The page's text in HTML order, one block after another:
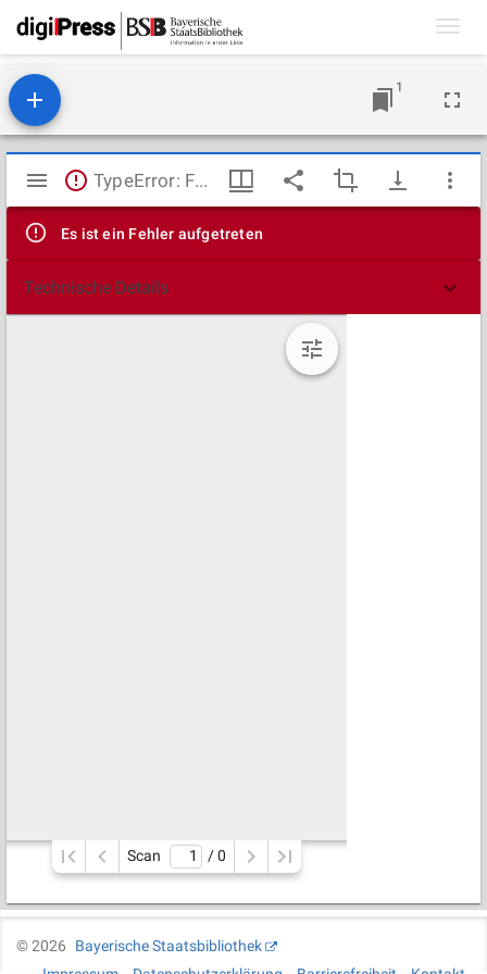
1
Mirador
Viewer
TypeError: Failed to fetch
Es ist ein Fehler aufgetreten
Technische Details
Scan / 0
©2026
Bayerische Staatsbibliothek